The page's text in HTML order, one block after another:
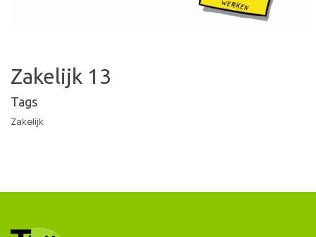
Zakelijk 13
Tags
Zakelijk